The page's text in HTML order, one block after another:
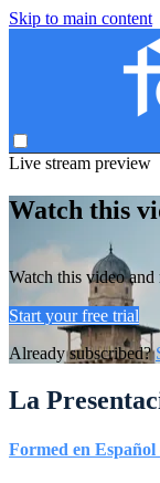
Skip to main content
Live stream preview
Watch this
Watch this video and
Start your free trial
Already subscribed?
La
Formed en Español